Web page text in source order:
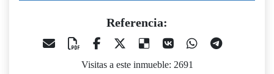
Referencia:
Visitas a este inmueble: 2691